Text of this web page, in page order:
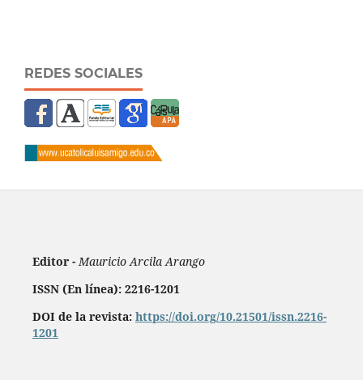
REDES SOCIALES
Editor - Mauricio Arcila Arango
ISSN (En línea): 2216-1201
DOI de la revista: https://doi.org/10.21501/issn.2216-
1201